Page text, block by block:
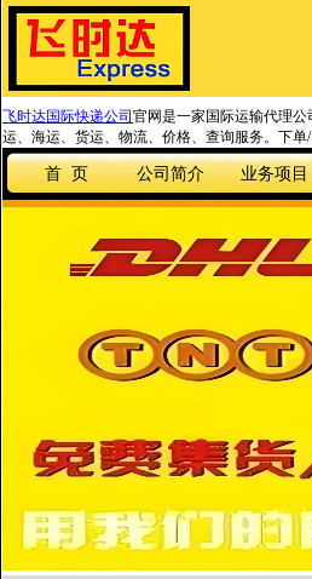
飞时达国际快递公司 官网是一家国际运输代理公
运、海运、货运、物流、价格、查询服务。下单
首 页 公司简介 业务项目